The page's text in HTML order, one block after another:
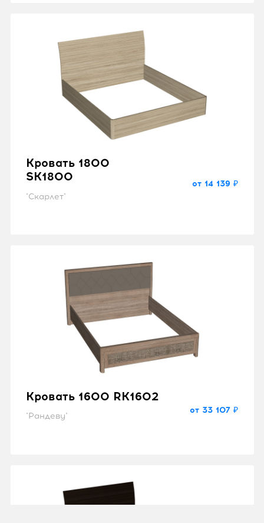
Кровать 1800
SK1800
"Скарлет"
от 14 139 ₽
Кровать 1600 RK1602
"Рандеву"
от 33 107 ₽